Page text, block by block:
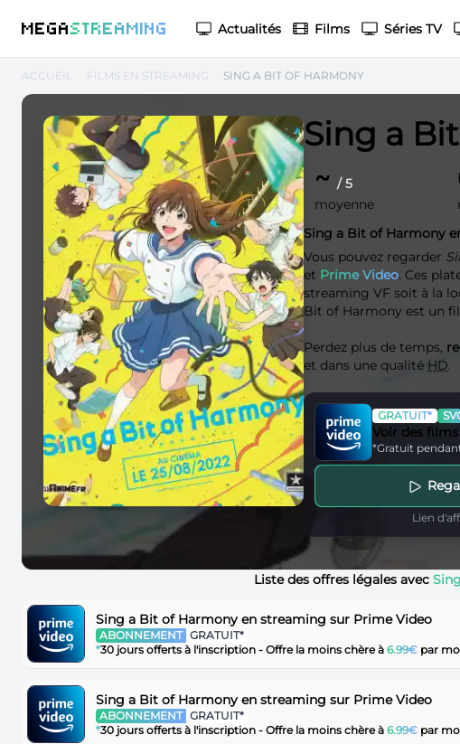
MEGASTREAMING Actualités Films Séries TV
ACCUEIL FILMS EN STREAMING SING A BIT OF HARMONY
Sing a
~ / 5
moyenne
Sing a Bit of Harmony
Vous pouvez regarder
et Prime Video. Ces
streaming VF soit à la
Bit of Harmony est un
Perdez plus de temps,
et dans une qualité HD.
GRATUIT*
Voir des
*Gratuit
Lien
Liste des offres légales avec
Sing a Bit of Harmony en streaming sur Prime Video
ABONNEMENT GRATUIT*
*30 jours offerts à l'inscription - Offre la moins chère à 6.99€ par
Sing a Bit of Harmony en streaming sur Prime Video
ABONNEMENT GRATUIT*
*30 jours offerts à l'inscription - Offre la moins chère à 6.99€ par